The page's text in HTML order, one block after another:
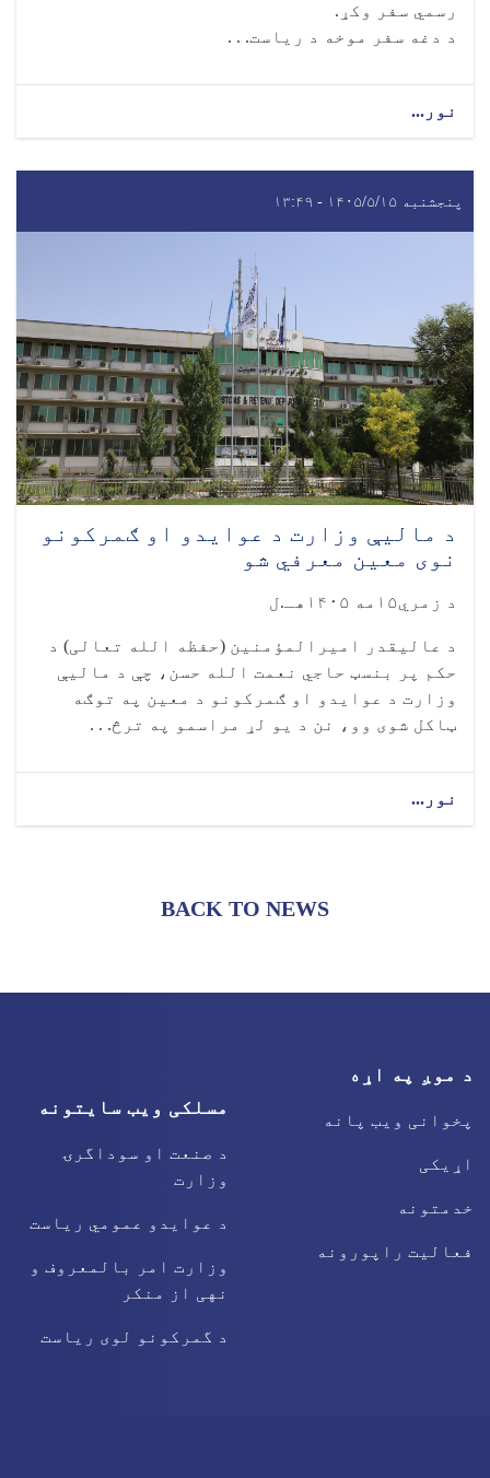
رسمي سفر وکړ.
د دغه سفر موخه د ریاست. . .
نور...
پنجشنبه ۱۴۰۵/۵/۱۵ - ۱۳:۴۹
د مالیې وزارت د عوایدو او ګمرکونو
نوی معین معرفي شو
د زمري۱۵مه ۱۴۰۵هـ.ل
د عالیقدر امیرالمؤمنین (حفظه الله تعالی) د
حکم پر بنسټ حاجي نعمت الله حسن، چې د مالیې
وزارت د عوایدو او ګمرکونو د معین په توګه
ټاکل شوی وو، نن د یو لړ مراسمو په ترڅ. . .
نور...
BACK TO NEWS
د موږ په اړه
پخوانی ویب پانه
اړیکی
خدمتونه
فعالیت راپورونه
مسلکی ویب سایتونه
د صنعت او سوداگرۍ
وزارت
د عوایدو عمومي ریاست
وزارت امر بالمعروف و
نهی از منکر
د گمرکونو لوی ریاست